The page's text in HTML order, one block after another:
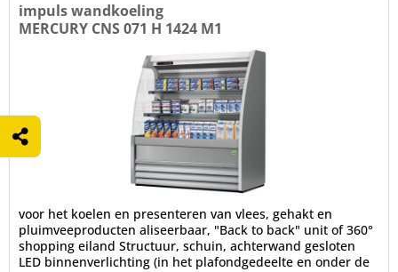
impuls wandkoeling
MERCURY CNS 071 H 1424 M1
voor het koelen en presenteren van vlees, gehakt en
pluimveeproducten aliseerbaar, "Back to back" unit of 360°
shopping eiland Structuur, schuin, achterwand gesloten
LED binnenverlichting (in het plafondgedeelte en onder de